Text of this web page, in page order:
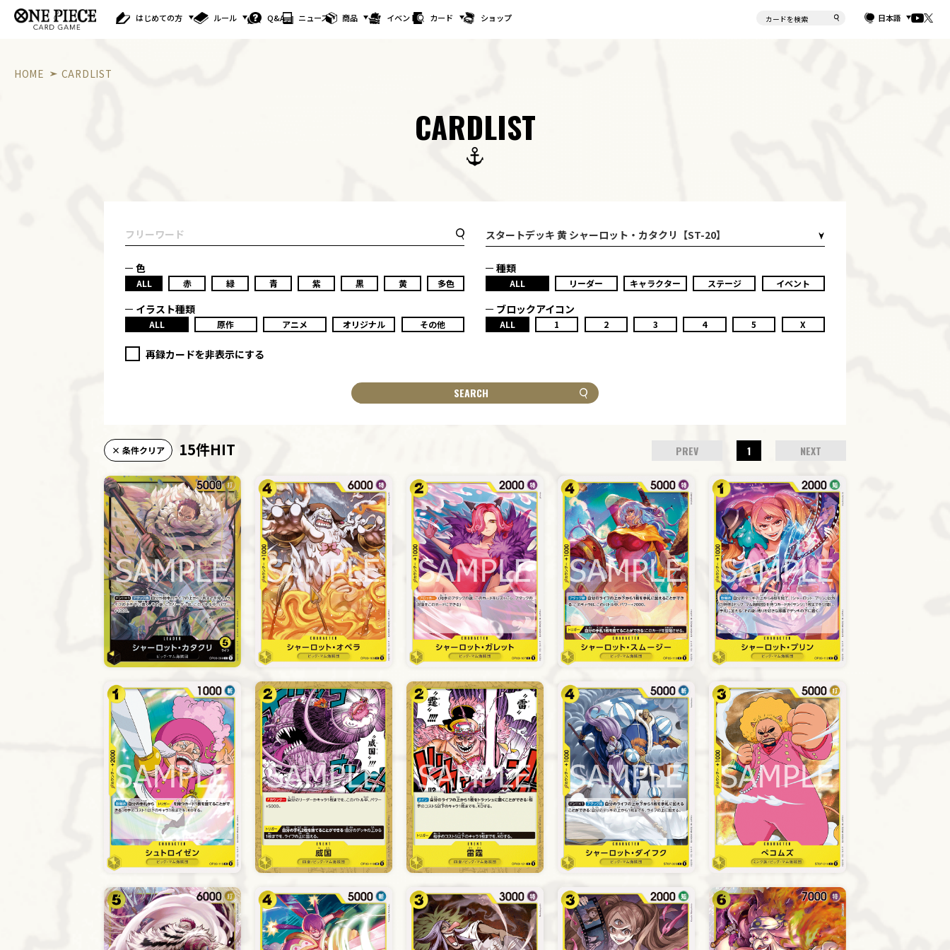
はじめての方 ルール Q&A ニュース 商品 イベント カード ショップ 日本語
HOME CARDLIST
CARDLIST
スタートデッキ 黄 シャーロット・カタクリ【ST-20】
色
ALL 赤 緑 青 紫 黒 黄 多色
種類
ALL リーダー キャラクター ステージ イベント
イラスト種類
ALL 原作 アニメ オリジナル その他
ブロックアイコン
ALL 1 2 3 4 5 X
再録カードを非表示にする
SEARCH
× 条件クリア 15件HIT PREV 1 NEXT